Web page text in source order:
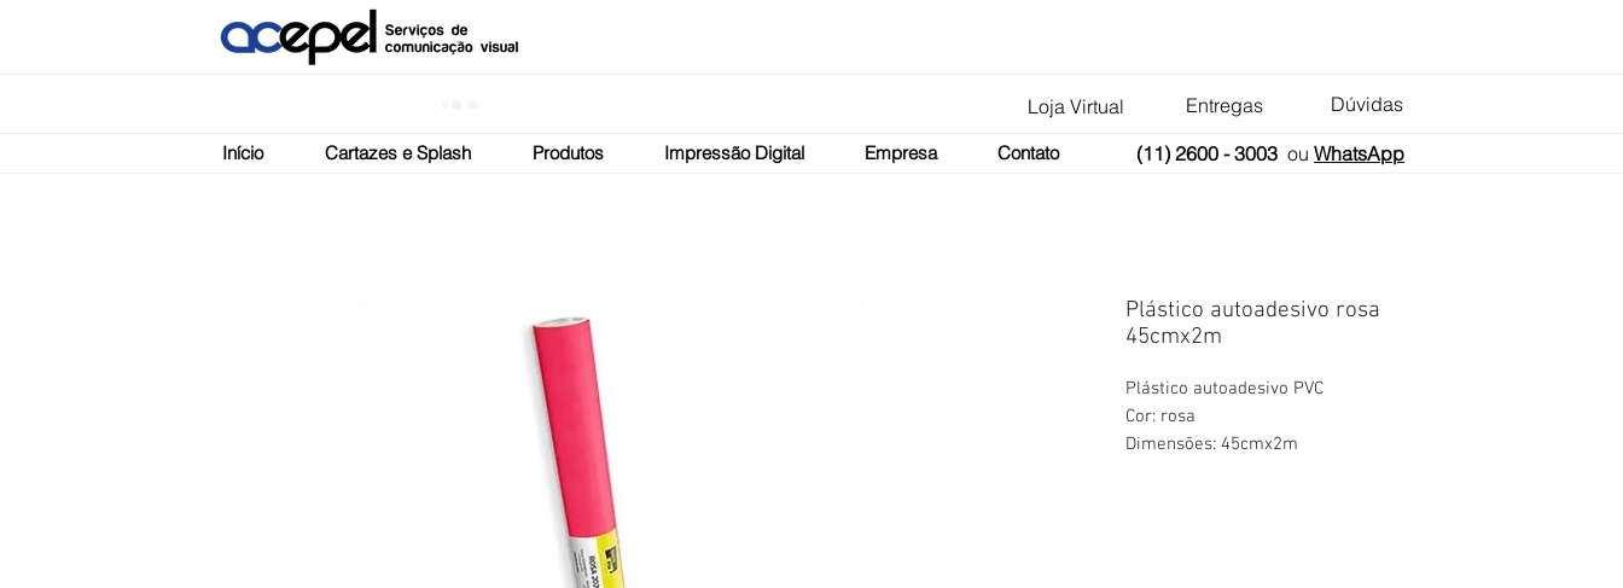
Loja Virtual Entregas Dúvidas
Plástico autoadesivo rosa
45cmx2m
Plástico autoadesivo PVC
Cor: rosa
Dimensões: 45cmx2m
(11) 2600 - 3003 ou WhatsApp
Início Cartazes e Splash Produtos Impressão Digital Empresa Contato